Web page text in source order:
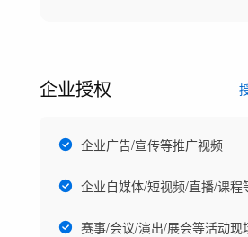
企业授权
企业广告/宣传等推广视频
企业自媒体/短视频/直播/课程
赛事/会议/演出/展会等活动现